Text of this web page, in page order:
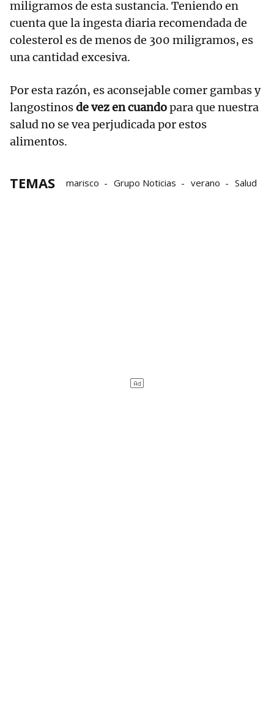
miligramos de esta sustancia. Teniendo en
cuenta que la ingesta diaria recomendada de
colesterol es de menos de 300 miligramos, es
una cantidad excesiva.
Por esta razón, es aconsejable comer gambas y
langostinosde vez en cuandopara que nuestra
salud no se vea perjudicada por estos
alimentos.
TEMAS marisco Grupo Noticias verano Salud